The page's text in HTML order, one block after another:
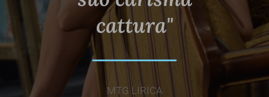
cattura"
MTG LIRICA